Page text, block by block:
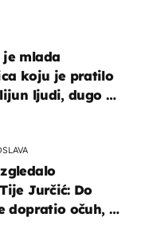
je mlada
koju je pratilo
ljudi, dugo se
Jurčić: Do
dopratio očuh, a